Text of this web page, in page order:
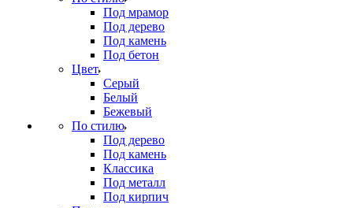
Под мрамор
Под дерево
Под камень
Под бетон
Цвет
Серый
Белый
Бежевый
По стилю
Под дерево
Под камень
Классика
Под металл
Под кирпич